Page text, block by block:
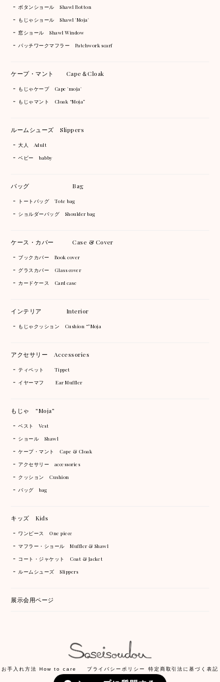
ボタンショール Shawl Botton
もじゃショール Shawl 'Moja'
窓ショール Shawl Window
パッチワークマフラー Patchwork scarf
ケープ・マント Cape＆Cloak
もじゃケープ Cape 'moja'
もじゃマント Cloak “Moja”
ルームシューズ Slippers
大人 Adult
ベビー babby
バッグ Bag
トートバッグ Tote bag
ショルダーバッグ Shoulder bag
ケース・カバー Case & Cover
ブックカバー Book cover
グラスカバー Glass cover
カードケース Card case
インテリア Interior
もじゃクッション Cushion “”Moja
アクセサリー Accessories
ティペット Tippet
イヤーマフ Ear Muffler
もじゃ “Moja”
ベスト Vest
ショール Shawl
ケープ・マント Cape & Cloak
アクセサリー accessories
クッション Cushion
バッグ bag
キッズ Kids
ワンピース One piece
マフラー・ショール Muffler & Shawl
コート・ジャケット Coat & Jacket
ルームシューズ Slippers
展示会用ページ
お手入れ方法 How to care プライバシーポリシー 特定商取引法に基づく表記